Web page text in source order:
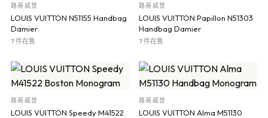
路易威登
LOUIS VUITTON N51155 Handbag
Damier
7 件在售
路易威登
LOUIS VUITTON Papillon N51303
Handbag Damier
7 件在售
路易威登
LOUIS VUITTON Speedy M41522
路易威登
LOUIS VUITTON Alma M51130